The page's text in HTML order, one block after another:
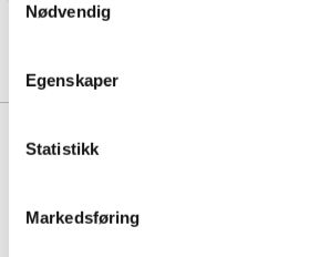
Nødvendig
Egenskaper
Statistikk
Markedsføring
Aktuelt
Om Norsk takst
Bli medlem
Bransjeorganisasjonen for landets